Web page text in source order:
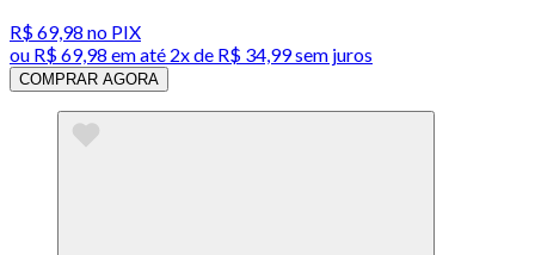
R$ 69,98 no PIX
ou R$ 69,98 em até 2x de R$ 34,99 sem juros
COMPRAR AGORA